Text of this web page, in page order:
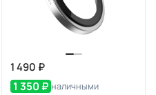
1 490 ₽
1 350 ₽ наличными